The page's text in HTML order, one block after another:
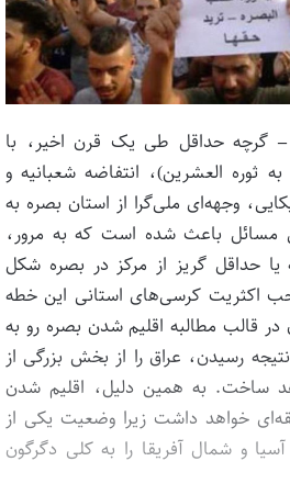
گرچه حداقل طی یک قرن اخیر، با
۱۹۲۰ (معروف به ثوره العشرین)، انتفاضه شعبانیه و
وجهه‌ای ملی‌گرا از استان بصره به
مسائل باعث شده است که به مرور،
یا حداقل گریز از مرکز در بصره شکل
اکثریت کرسی‌های استانی این خطه
قالب مطالبه اقلیم شدن بصره رو به
رسیدن، عراق را از بخش بزرگی از
ساخت. به همین دلیل، اقلیم شدن
خواهد داشت زیرا وضعیت یکی از
و شمال آفریقا را به کلی دگرگون